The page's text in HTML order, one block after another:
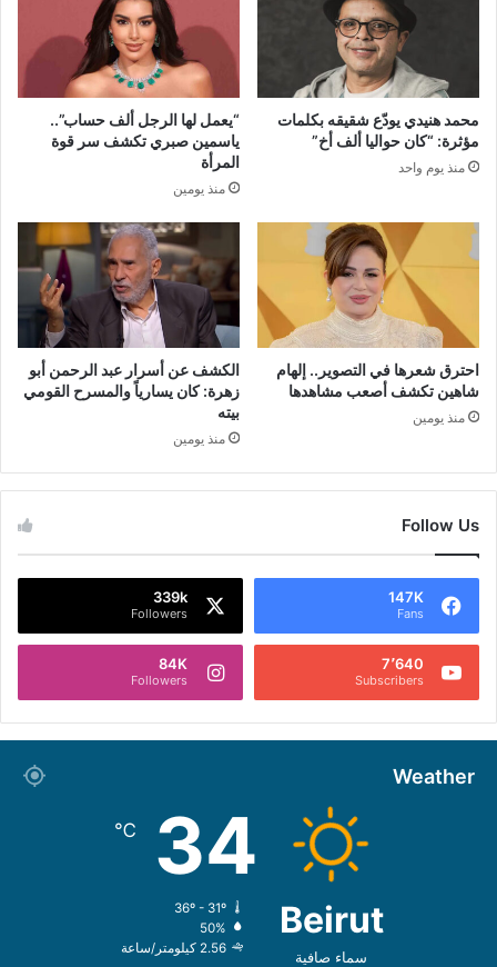
محمد هنيدي يودّع شقيقه بكلمات
مؤثرة: “كان حواليا ألف أخ”
منذ يوم واحد
“يعمل لها الرجل ألف حساب”..
ياسمين صبري تكشف سر قوة
المرأة
منذ يومين
احترق شعرها في التصوير.. إلهام
شاهين تكشف أصعب مشاهدها
منذ يومين
الكشف عن أسرار عبد الرحمن أبو
زهرة: كان يسارياً والمسرح القومي
بيته
منذ يومين
Follow Us
147K
Fans
339k
Followers
7٬640
Subscribers
84K
Followers
Weather
Beirut
سماء صافية
34
℃
36º - 31º
50%
2.56 كيلومتر/ساعة